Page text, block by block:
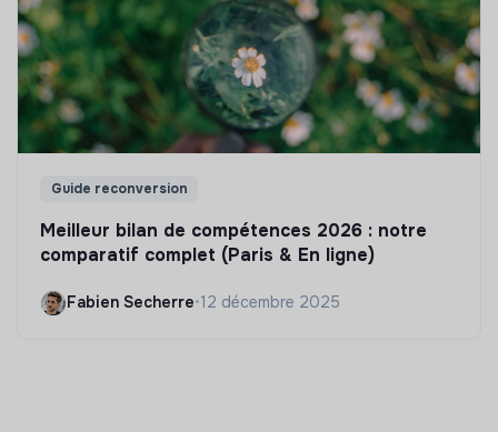
Guide reconversion
Meilleur bilan de compétences 2026 : notre
comparatif complet (Paris & En ligne)
Fabien Secherre•12 décembre 2025